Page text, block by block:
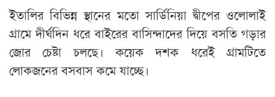
ইতালির বিভিন্ন স্থানের মতো সার্ডিনিয়া দ্বীপের ওলোলাই
গ্রামে দীর্ঘদিন ধরে বাইরের বাসিন্দাদের দিয়ে বসতি গড়ার
জোর চেষ্টা চলছে। কয়েক দশক ধরেই গ্রামটিতে
লোকজনের বসবাস কমে যাচ্ছে।